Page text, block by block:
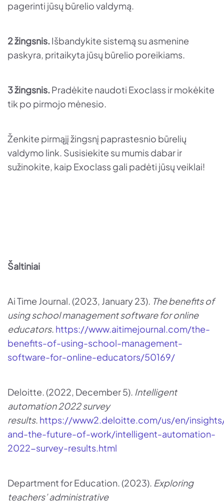
pagerinti jūsų būrelio valdymą.
2 žingsnis. Išbandykite sistemą su asmenine
paskyra, pritaikyta jūsų būrelio poreikiams.
3 žingsnis. Pradėkite naudoti Exoclass ir mokėkite
tik po pirmojo mėnesio.
Ženkite pirmąjį žingsnį paprastesnio būrelių
valdymo link. Susisiekite su mumis dabar ir
sužinokite, kaip Exoclass gali padėti jūsų veiklai!
Šaltiniai
Ai Time Journal. (2023, January 23). The benefits of
using school management software for online
educators. https://www.aitimejournal.com/the-
benefits-of-using-school-management-
software-for-online-educators/50169/
Deloitte. (2022, December 5). Intelligent
automation 2022 survey
results. https://www2.deloitte.com/us/en/
and-the-future-of-work/intelligent-automation-
2022-survey-results.html
Department for Education. (2023). Exploring
teachers’ administrative